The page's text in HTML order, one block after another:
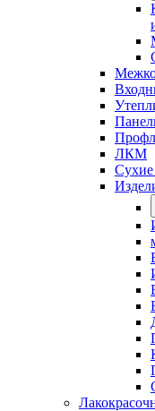
ЛКМ
Сухие